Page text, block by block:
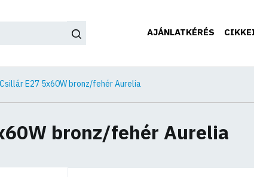
AJÁNLATKÉRÉS
E27 5x60W bronz/fehér Aurelia
bronz/fehér Aurelia